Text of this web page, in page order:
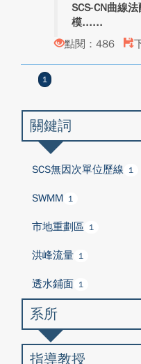
SCS-CN曲線
模...
點閱：486
1
關鍵詞
SCS無因次單位歷線 1
SWMM 1
市地重劃區 1
洪峰流量 1
透水鋪面 1
系所
指導教授